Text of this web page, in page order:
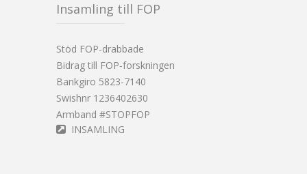
Insamling till FOP
Stöd FOP-drabbade
Bidrag till FOP-forskningen
Bankgiro 5823-7140
Swishnr 1236402630
Armband #STOPFOP
INSAMLING